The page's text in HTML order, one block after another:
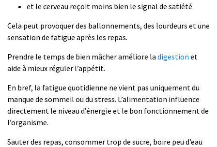
et le cerveau reçoit moins bien le signal de satiété
Cela peut provoquer des ballonnements, des lourdeurs et une
sensation de fatigue après les repas.
Prendre le temps de bien mâcher améliore la digestion et
aide à mieux réguler l’appétit.
En bref, la fatigue quotidienne ne vient pas uniquement du
manque de sommeil ou du stress. L’alimentation influence
directement le niveau d’énergie et le bon fonctionnement de
l’organisme.
Sauter des repas, consommer trop de sucre, boire peu d’eau